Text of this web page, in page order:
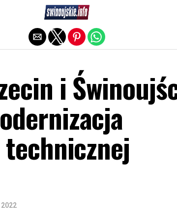
i
Exit mobile version